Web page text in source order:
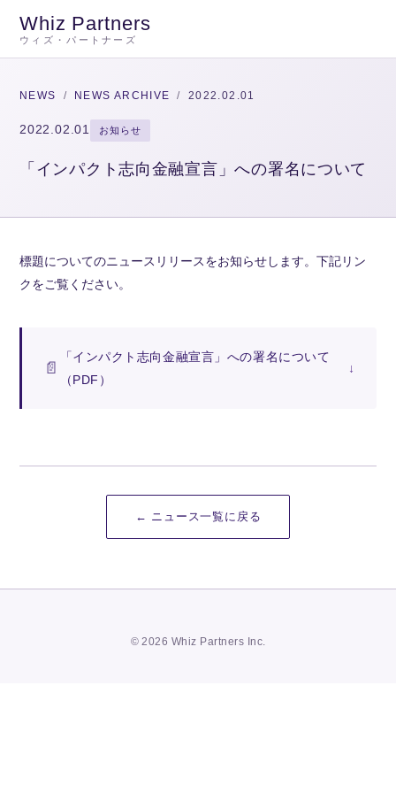
Whiz Partners
ウィズ・パートナーズ
NEWS / NEWS ARCHIVE / 2022.02.01
2022.02.01 お知らせ
「インパクト志向金融宣言」への署名について
標題についてのニュースリリースをお知らせします。下記リン
クをご覧ください。
「インパクト志向金融宣言」への署名について
（PDF）
← ニュース一覧に戻る
© 2026 Whiz Partners Inc.